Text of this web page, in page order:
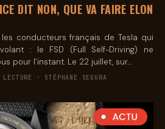
DIT NON, QUE VA FAIRE ELON
conducteurs français de Tesla qui
: le FSD (Full Self-Driving) ne
pour l’instant. Le 22 juillet, sur…
· STÉPHANE SEGURA